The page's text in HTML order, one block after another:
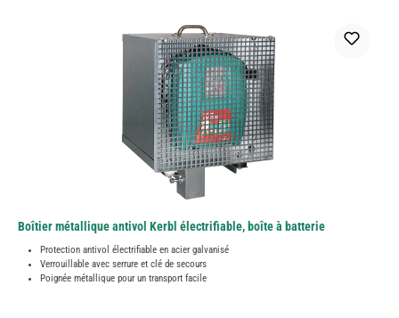
Boîtier métallique antivol Kerbl électrifiable, boîte à batterie
Protection antivol électrifiable en acier galvanisé
Verrouillable avec serrure et clé de secours
Poignée métallique pour un transport facile